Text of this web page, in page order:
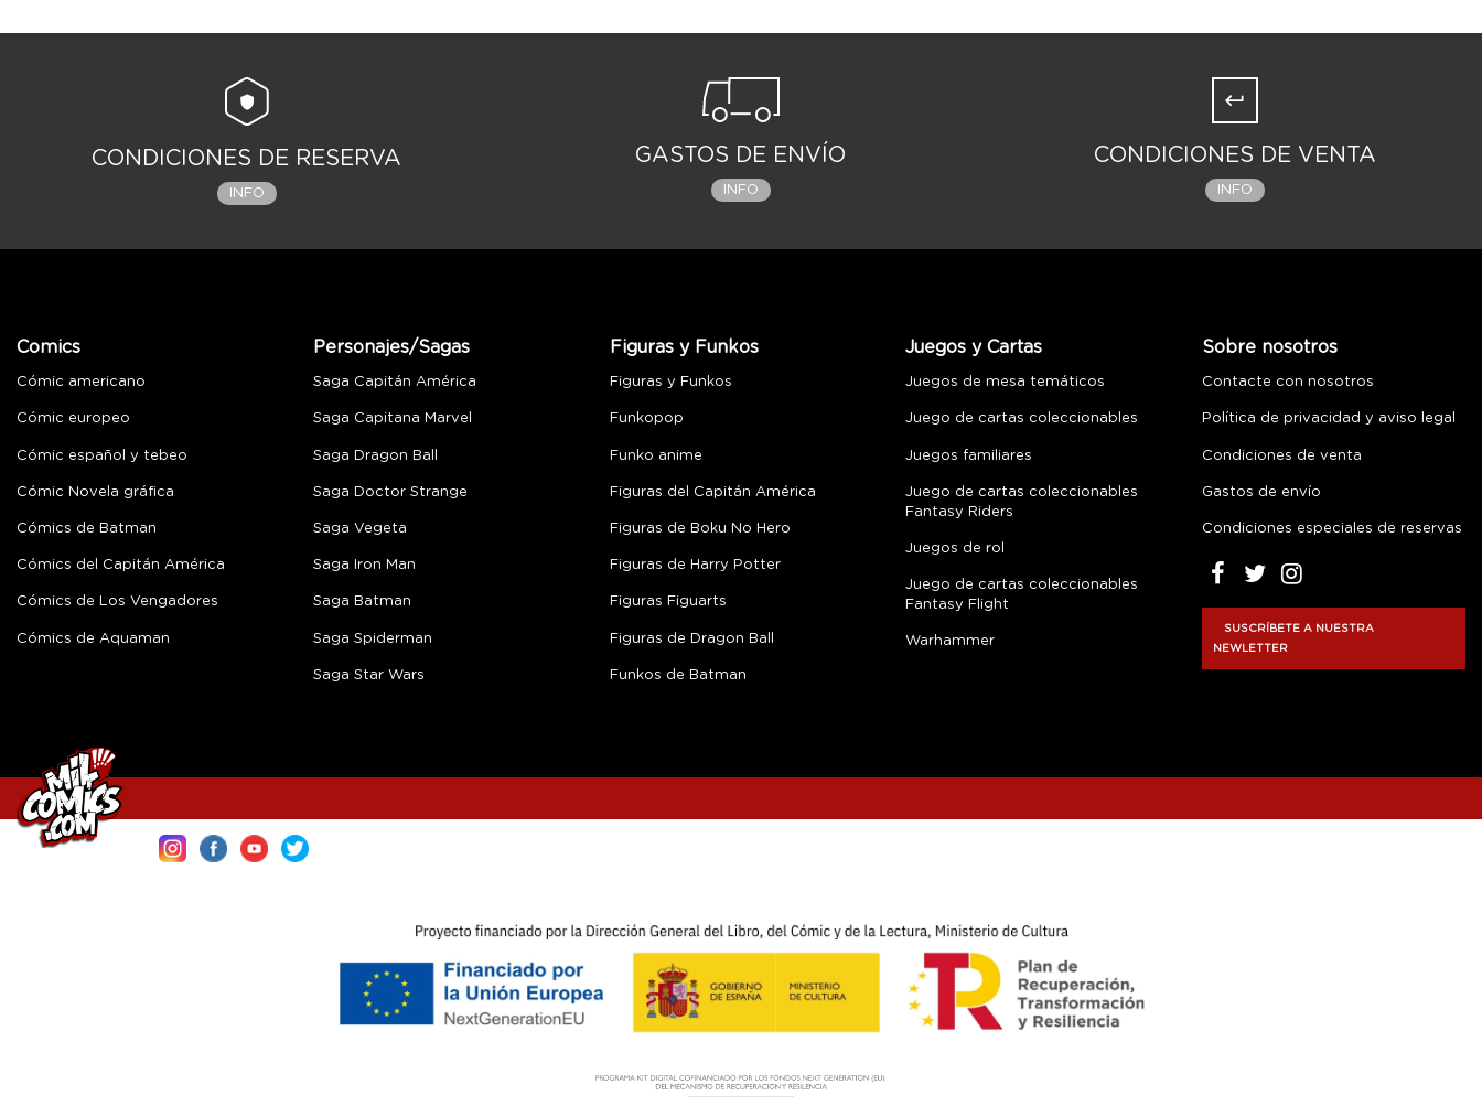
CONDICIONES DE RESERVA
INFO
GASTOS DE ENVÍO
INFO
CONDICIONES DE VENTA
INFO
Comics
Cómic americano
Cómic europeo
Cómic español y tebeo
Cómic Novela gráfica
Cómics de Batman
Cómics del Capitán América
Cómics de Los Vengadores
Cómics de Aquaman
Personajes/Sagas
Saga Capitán América
Saga Capitana Marvel
Saga Dragon Ball
Saga Doctor Strange
Saga Vegeta
Saga Iron Man
Saga Batman
Saga Spiderman
Saga Star Wars
Figuras y Funkos
Figuras y Funkos
Funkopop
Funko anime
Figuras del Capitán América
Figuras de Boku No Hero
Figuras de Harry Potter
Figuras Figuarts
Figuras de Dragon Ball
Funkos de Batman
Juegos y Cartas
Juegos de mesa temáticos
Juego de cartas coleccionables
Juegos familiares
Juego de cartas coleccionables
Fantasy Riders
Juegos de rol
Juego de cartas coleccionables
Fantasy Flight
Warhammer
Sobre nosotros
Contacte con nosotros
Política de privacidad y aviso legal
Condiciones de venta
Gastos de envío
Condiciones especiales de reservas
SUSCRÍBETE A NUESTRA
NEWLETTER